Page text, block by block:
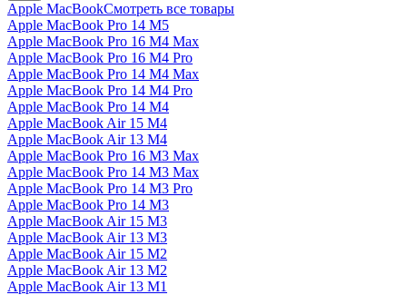
Apple MacBookСмотреть все товары
Apple MacBook Pro 14 M5
Apple MacBook Pro 16 M4 Max
Apple MacBook Pro 16 M4 Pro
Apple MacBook Pro 14 M4 Max
Apple MacBook Pro 14 M4 Pro
Apple MacBook Pro 14 M4
Apple MacBook Air 15 M4
Apple MacBook Air 13 M4
Apple MacBook Pro 16 M3 Max
Apple MacBook Pro 14 M3 Max
Apple MacBook Pro 14 M3 Pro
Apple MacBook Pro 14 M3
Apple MacBook Air 15 M3
Apple MacBook Air 13 M3
Apple MacBook Air 15 M2
Apple MacBook Air 13 M2
Apple MacBook Air 13 M1